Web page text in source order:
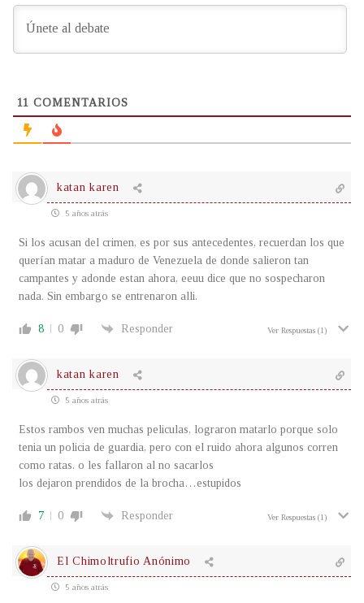
11 COMENTARIOS
katan karen
5 años atrás
Si los acusan del crimen, es por sus antecedentes, recuerdan los que
querían matar a maduro de Venezuela de donde salieron tan
campantes y adonde estan ahora, eeuu dice que no sospecharon
nada. Sin embargo se entrenaron alli.
8 0 Responder Ver Respuestas (1)
katan karen
5 años atrás
Estos rambos ven muchas peliculas, lograron matarlo porque solo
tenia un policia de guardia, pero con el ruido ahora algunos corren
como ratas. o les fallaron al no sacarlos
los dejaron prendidos de la brocha…estupidos
7 0 Responder Ver Respuestas (1)
El Chimoltrufio Anónimo
5 años atrás